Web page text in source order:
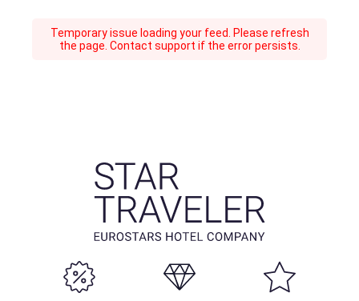
Temporary issue loading your feed. Please refresh
the page. Contact support if the error persists.